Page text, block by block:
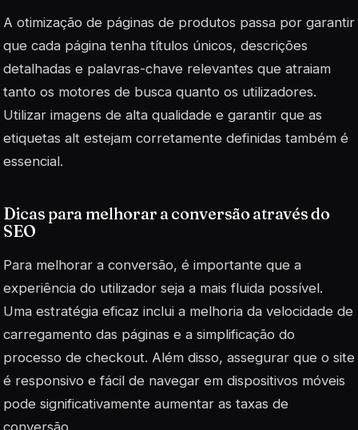
A otimização de páginas de produtos passa por garantir
que cada página tenha títulos únicos, descrições
detalhadas e palavras-chave relevantes que atraiam
tanto os motores de busca quanto os utilizadores.
Utilizar imagens de alta qualidade e garantir que as
etiquetas alt estejam corretamente definidas também é
essencial.
Dicas para melhorar a conversão através do
SEO
Para melhorar a conversão, é importante que a
experiência do utilizador seja a mais fluida possível.
Uma estratégia eficaz inclui a melhoria da velocidade de
carregamento das páginas e a simplificação do
processo de checkout. Além disso, assegurar que o site
é responsivo e fácil de navegar em dispositivos móveis
pode significativamente aumentar as taxas de
conversão.